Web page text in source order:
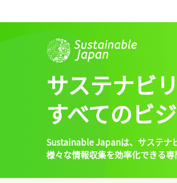
サステナビ
すべてのビ
Sustainable Japanは、 サステナ
様々な情報収集を効率化できる専